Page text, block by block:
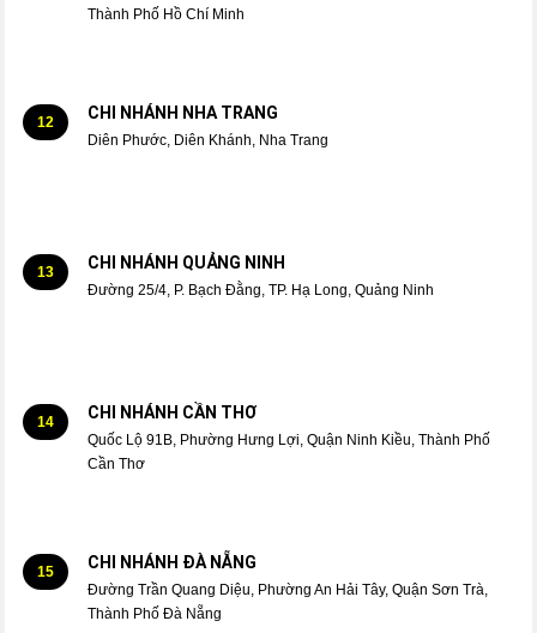
Thành Phố Hồ Chí Minh
12 CHI NHÁNH NHA TRANG
Diên Phước, Diên Khánh, Nha Trang
13 CHI NHÁNH QUẢNG NINH
Đường 25/4, P. Bạch Đằng, TP. Hạ Long, Quảng Ninh
14 CHI NHÁNH CẦN THƠ
Quốc Lộ 91B, Phường Hưng Lợi, Quận Ninh Kiều, Thành Phố
Cần Thơ
15 CHI NHÁNH ĐÀ NẴNG
Đường Trần Quang Diệu, Phường An Hải Tây, Quận Sơn Trà,
Thành Phố Đà Nẵng